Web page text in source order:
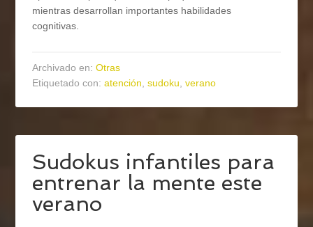
mientras desarrollan importantes habilidades
cognitivas.
Archivado en:Otras
Etiquetado con:atención,sudoku,verano
Sudokus infantiles para
entrenar la mente este
verano